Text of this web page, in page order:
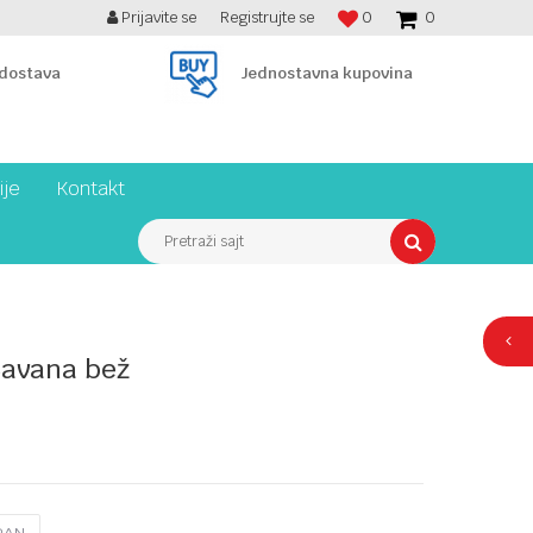
BESPLATNA ISPORUKA PREKO 7900 din! 0
0
Prijavite se Registrujte se
Jednostavna kupovina
Kontakt
Pretraži sajt
bež